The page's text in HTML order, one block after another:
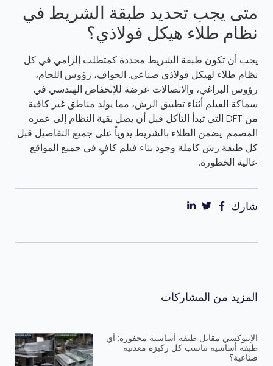
متى يجب تحديد طبقة الشريط في
نظام طلاء هيكل فولاذي؟
يجب أن تكون طبقة الشريط محددة كمتطلب إلزامي في كل
نظام طلاء لهيكل فولاذي صناعي. الحواف، رؤوس اللحام،
رؤوس البراغي، والاتصالات عرضة للإنخفاض الهندسي في
سماكة الفيلم أثناء تطبيق الرش، مما يولد مناطق غير كافية
من DFT التي تبدأ التآكل قبل أن يصل بقية النظام إلى عمره
المصمم. يضمن الطلاء بالشريط يدوياً على جميع التفاصيل قبل
كل طبقة رش كاملة وجود بناء فيلم كافٍ في جميع المواقع
عالية الخطورة.
شارك:
المزيد من المشاركات
الإيبوكسي مقابل طبقة أساسية محفورة: أي
طبقة أساسية تناسب كل ركيزة معدنية
صناعية؟